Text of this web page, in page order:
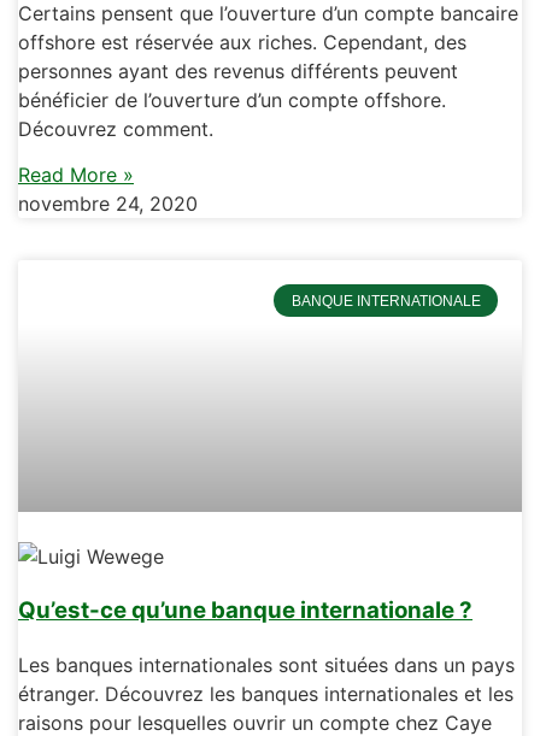
Certains pensent que l’ouverture d’un compte bancaire
offshore est réservée aux riches. Cependant, des
personnes ayant des revenus différents peuvent
bénéficier de l’ouverture d’un compte offshore.
Découvrez comment.
Read More »
novembre 24, 2020
BANQUE INTERNATIONALE
Qu’est-ce qu’une banque internationale ?
Les banques internationales sont situées dans un pays
étranger. Découvrez les banques internationales et les
raisons pour lesquelles ouvrir un compte chez Caye